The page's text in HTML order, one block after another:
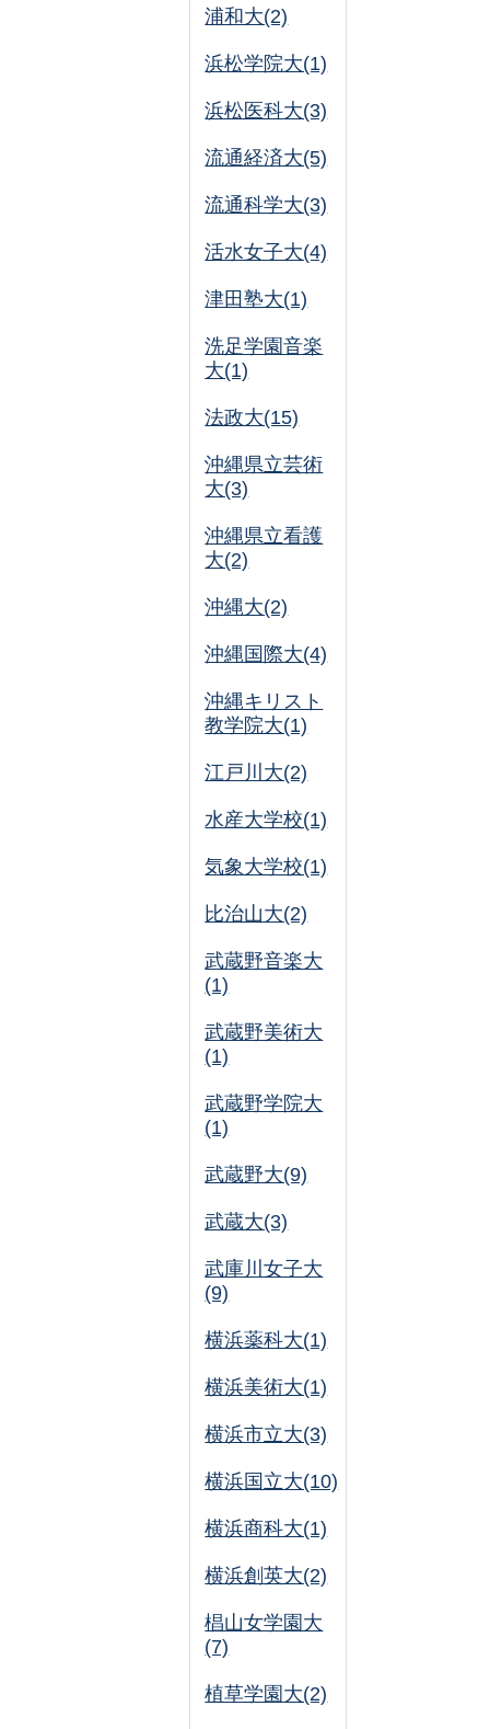
浦和大(2)
浜松学院大(1)
浜松医科大(3)
流通経済大(5)
流通科学大(3)
活水女子大(4)
津田塾大(1)
洗足学園音楽
大(1)
法政大(15)
沖縄県立芸術
大(3)
沖縄県立看護
大(2)
沖縄大(2)
沖縄国際大(4)
沖縄キリスト
教学院大(1)
江戸川大(2)
水産大学校(1)
気象大学校(1)
比治山大(2)
武蔵野音楽大
(1)
武蔵野美術大
(1)
武蔵野学院大
(1)
武蔵野大(9)
武蔵大(3)
武庫川女子大
(9)
横浜薬科大(1)
横浜美術大(1)
横浜市立大(3)
横浜国立大(10)
横浜商科大(1)
横浜創英大(2)
椙山女学園大
(7)
植草学園大(2)